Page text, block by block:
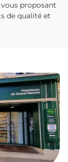
proposant
de qualité et